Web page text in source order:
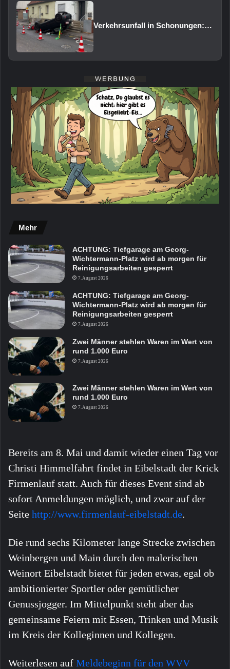
Verkehrsunfall in Schonungen: Pkw überschlägt sich auf das Dach
Mehr
ACHTUNG: Tiefgarage am Georg-
Wichtermann-Platz wird ab morgen für
Reinigungsarbeiten gesperrt
7. August 2026
ACHTUNG: Tiefgarage am Georg-
Wichtermann-Platz wird ab morgen für
Reinigungsarbeiten gesperrt
7. August 2026
Zwei Männer stehlen Waren im Wert von
rund 1.000 Euro
7. August 2026
Zwei Männer stehlen Waren im Wert von
rund 1.000 Euro
7. August 2026
Bereits am 8. Mai und damit wieder einen Tag vor
Christi Himmelfahrt findet in Eibelstadt der Krick
Firmenlauf statt. Auch für dieses Event sind ab
sofort Anmeldungen möglich, und zwar auf der
Seite http://www.firmenlauf-eibelstadt.de.
Die rund sechs Kilometer lange Strecke zwischen
Weinbergen und Main durch den malerischen
Weinort Eibelstadt bietet für jeden etwas, egal ob
ambitionierter Sportler oder gemütlicher
Genussjogger. Im Mittelpunkt steht aber das
gemeinsame Feiern mit Essen, Trinken und Musik
im Kreis der Kolleginnen und Kollegen.
Weiterlesen auf Meldebeginn für den WVV